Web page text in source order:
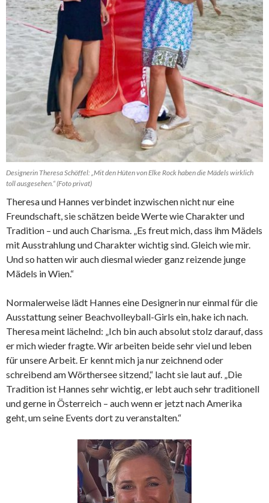
Designerin Theresa Schöffel: „Mit den Hüten von Elke Rock haben die Mädels wirklich
toll ausgesehen.“ (Foto privat)
Theresa und Hannes verbindet inzwischen nicht nur eine
Freundschaft, sie schätzen beide Werte wie Charakter und
Tradition – und auch Charisma. „Es freut mich, dass ihm Mädels
mit Ausstrahlung und Charakter wichtig sind. Gleich wie mir.
Und so hatten wir auch diesmal wieder ganz reizende junge
Mädels in Wien.“
Normalerweise lädt Hannes eine Designerin nur einmal für die
Ausstattung seiner Beachvolleyball-Girls ein, hake ich nach.
Theresa meint lächelnd: „Ich bin auch absolut stolz darauf, dass
er mich wieder fragte. Wir arbeiten beide sehr viel und leben
für unsere Arbeit. Er kennt mich ja nur zeichnend oder
schreibend am Wörthersee sitzend,“ lacht sie laut auf. „Die
Tradition ist Hannes sehr wichtig, er lebt auch sehr traditionell
und gerne in Österreich – auch wenn er jetzt nach Amerika
geht, um seine Events dort zu veranstalten.“